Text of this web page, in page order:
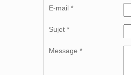
E-mail *
Sujet *
Message *